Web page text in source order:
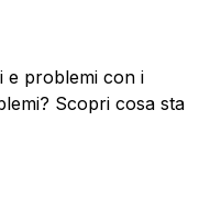
e problemi con i
Scopri cosa sta